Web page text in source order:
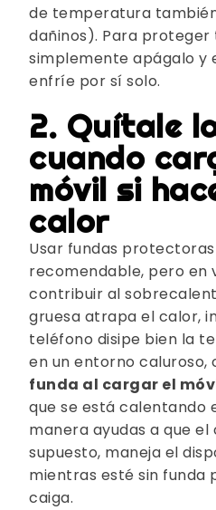
de temperatura
dañinos). Para proteger
simplemente apágalo y
enfríe por sí solo.
2. Quítale
cuando
móvil si
calor
Usar fundas
recomendable, pero en
contribuir al
gruesa atrapa el calor,
teléfono disipe bien la
en un entorno caluroso,
funda al cargar el
que se está calentando
manera ayudas a que
supuesto, maneja el
mientras esté sin funda
caiga.